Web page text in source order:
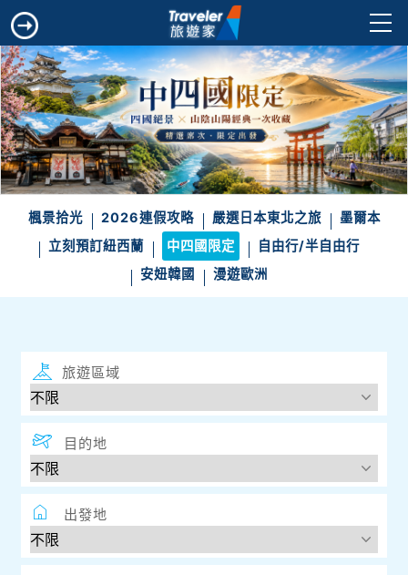
楓景拾光 2026連假攻略 嚴選日本東北之旅
墨爾本
立刻預訂紐西蘭
中四國限定
自由行/半自由行
安妞韓國
漫遊歐洲
旅遊區域
目的地
出發地